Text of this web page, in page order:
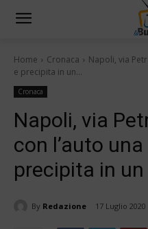
Home Cronaca
Napoli, via
e precipita in un...
Cronaca
Napoli, via
con l’auto
precipita in
By Redazione 17 Luglio 2020